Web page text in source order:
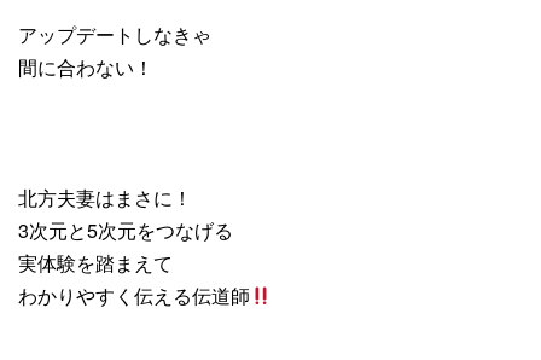
アップデートしなきゃ
間に合わない！
北方夫妻はまさに！
3次元と5次元をつなげる
実体験を踏まえて
わかりやすく伝える伝道師